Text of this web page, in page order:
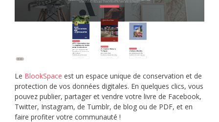
Le BlookSpace est un espace unique de conservation et de
protection de vos données digitales. En quelques clics, vous
pouvez publier, partager et vendre votre livre de Facebook,
Twitter, Instagram, de Tumblr, de blog ou de PDF, et en
faire profiter votre communauté !